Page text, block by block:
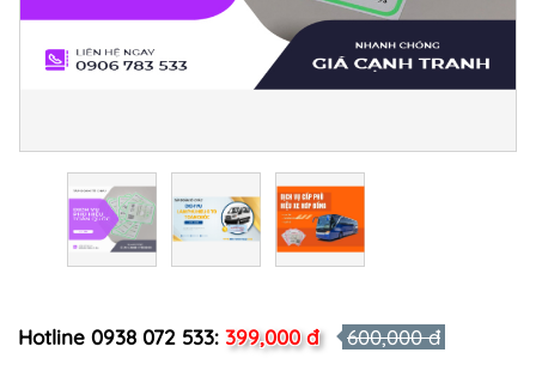
Hotline 0938 072 533: 399,000 đ 600,000 đ